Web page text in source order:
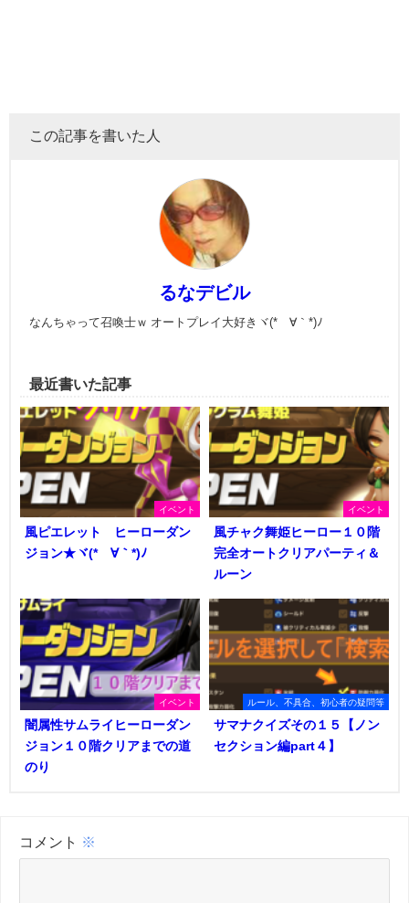
この記事を書いた人
るなデビル
なんちゃって召喚士ｗ オートプレイ大好きヾ(*´∀｀*)ﾉ
最近書いた記事
イベント
風ピエレット ヒーローダン
ジョン★ヾ(*´∀｀*)ﾉ
イベント
風チャク舞姫ヒーロー１０階
完全オートクリアパーティ＆
ルーン
イベント
闇属性サムライヒーローダン
ジョン１０階クリアまでの道
のり
ルール、不具合、初心者の疑問等
サマナクイズその１５【ノン
セクション編part４】
コメント ※